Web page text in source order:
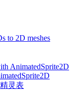
to 2D meshes
AnimatedSprite2D
灵表